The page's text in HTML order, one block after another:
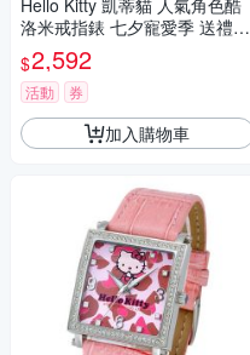
Hello Kitty 凱蒂貓 人氣角色酷
洛米戒指錶 七夕寵愛季 送禮推
薦-玫瑰金 LK713LRWI-A
$2,592
活動 券
加入購物車